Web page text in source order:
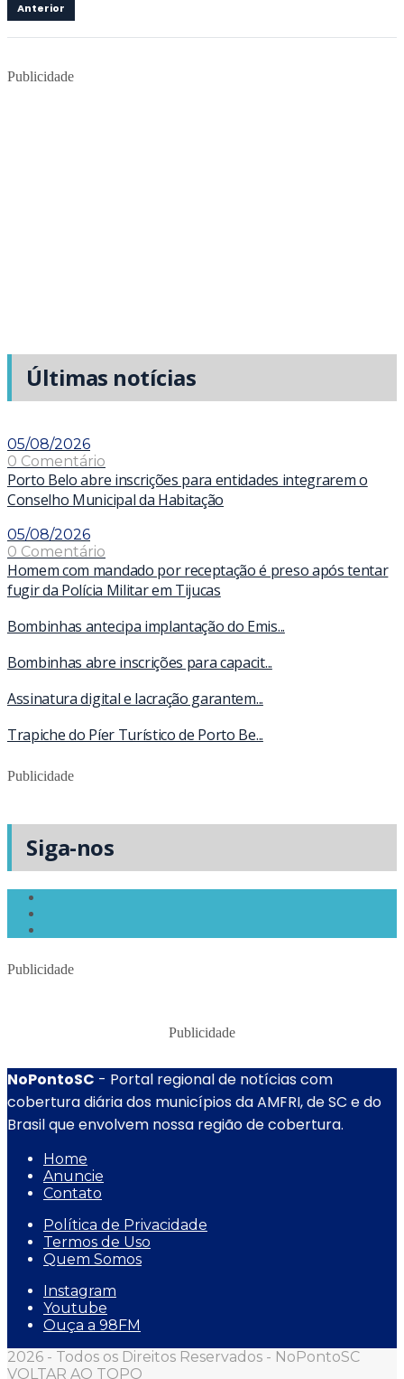
Anterior
Publicidade
Últimas notícias
05/08/2026
0 Comentário
Porto Belo abre inscrições para entidades integrarem o
Conselho Municipal da Habitação
05/08/2026
0 Comentário
Homem com mandado por receptação é preso após tentar
fugir da Polícia Militar em Tijucas
Bombinhas antecipa implantação do Emis...
Bombinhas abre inscrições para capacit...
Assinatura digital e lacração garantem...
Trapiche do Píer Turístico de Porto Be...
Publicidade
Siga-nos
Publicidade
Publicidade
NoPontoSC - Portal regional de notícias com
cobertura diária dos municípios da AMFRI, de SC e do
Brasil que envolvem nossa região de cobertura.
Home
Anuncie
Contato
Política de Privacidade
Termos de Uso
Quem Somos
Instagram
Youtube
Ouça a 98FM
2026 - Todos os Direitos Reservados - NoPontoSC
VOLTAR AO TOPO